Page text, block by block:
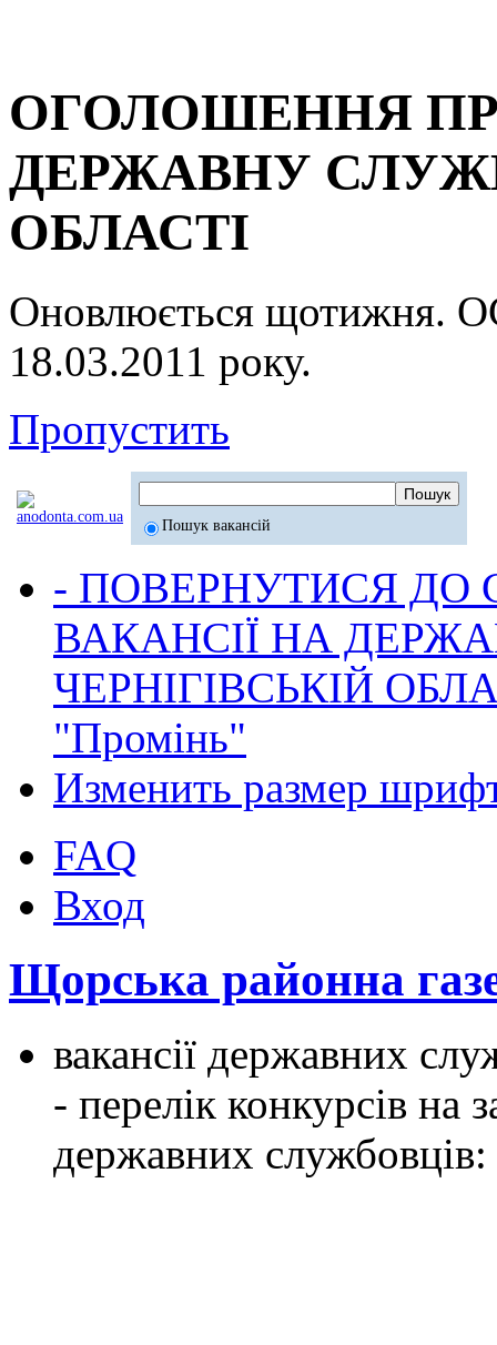
ОГОЛОШЕННЯ
ДЕРЖАВНУ
ОБЛАСТІ
Оновлюється
18.03.2011 року.
Пропустить
Пошук вакансій
- ПОВЕРНУТИСЯ ДО
ВАКАНСІЇ НА
ЧЕРНІГІВСЬКІЙ
"Промінь"
Изменить размер
FAQ
Вход
Щорська районна
вакансії державних
- перелік конкурсів на
державних службовців: